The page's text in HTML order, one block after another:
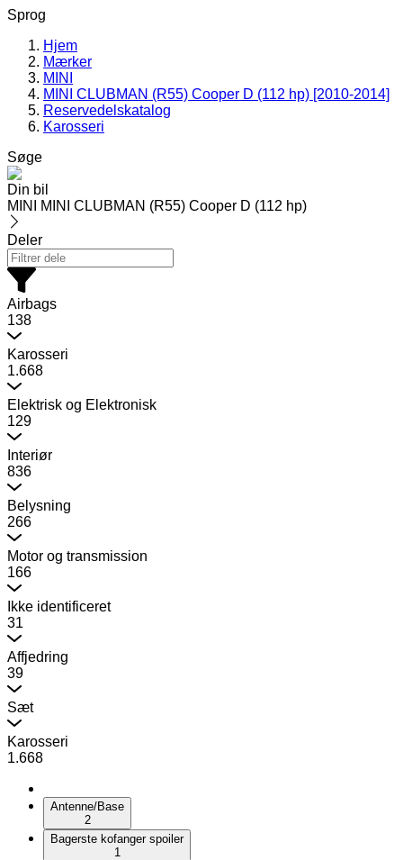
Sprog
Hjem
Mærker
MINI
MINI CLUBMAN (R55) Cooper D (112 hp) [2010-2014]
Reservedelskatalog
Karosseri
Søge
Din bil
MINI MINI CLUBMAN (R55) Cooper D (112 hp)
Deler
Airbags
138
Karosseri
1.668
Elektrisk og Elektronisk
129
Interiør
836
Belysning
266
Motor og transmission
166
Ikke identificeret
31
Affjedring
39
Sæt
Karosseri
1.668
Antenne/Base
2
Bagerste kofanger spoiler
1